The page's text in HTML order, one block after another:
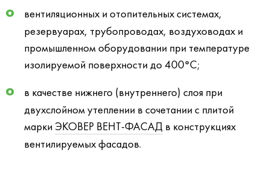
вентиляционных и отопительных системах,
резервуарах, трубопроводах, воздуховодах и
промышленном оборудовании при температуре
изолируемой поверхности до 400°С;
в качестве нижнего (внутреннего) слоя при
двухслойном утеплении в сочетании с плитой
марки ЭКОВЕР ВЕНТ-ФАСАД в конструкциях
вентилируемых фасадов.